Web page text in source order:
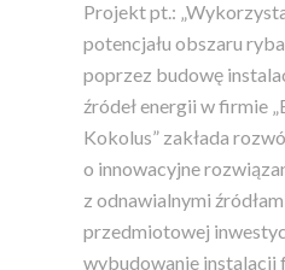
Projekt pt.:
potencjału obszaru
poprzez budowę
źródeł energii w firmie
Kokolus” zakłada
o innowacyjne
z odnawialnymi
przedmiotowej
wybudowanie